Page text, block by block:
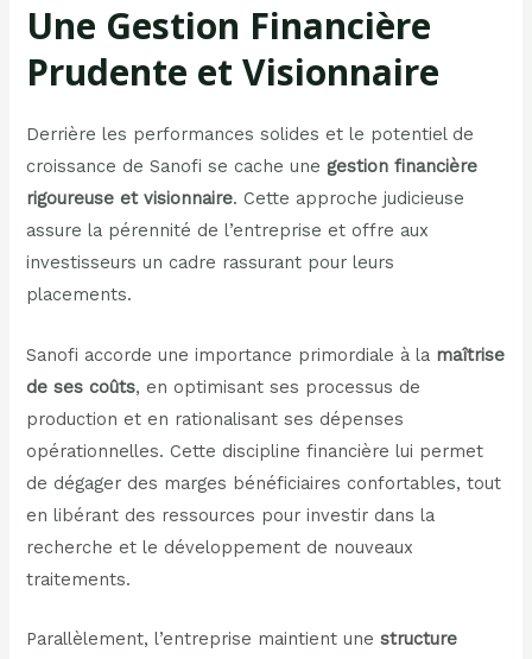
Une Gestion Financière
Prudente et Visionnaire
Derrière les performances solides et le potentiel de
croissance de Sanofi se cache une gestion financière
rigoureuse et visionnaire. Cette approche judicieuse
assure la pérennité de l’entreprise et offre aux
investisseurs un cadre rassurant pour leurs
placements.
Sanofi accorde une importance primordiale à la maîtrise
de ses coûts, en optimisant ses processus de
production et en rationalisant ses dépenses
opérationnelles. Cette discipline financière lui permet
de dégager des marges bénéficiaires confortables, tout
en libérant des ressources pour investir dans la
recherche et le développement de nouveaux
traitements.
Parallèlement, l’entreprise maintient unestructure